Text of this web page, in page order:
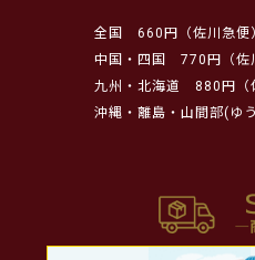
全国
660円（佐川急便
中国・四国
770円（佐
九州・北海道
880円（
沖縄・離島・山間部(ゆ